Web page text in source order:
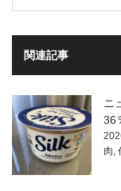
関連記事
ニ
36
肉